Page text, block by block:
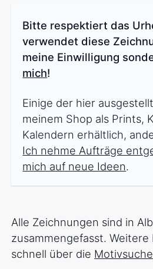
Bitte respektiert das
verwendet diese
meine Einwilligung
mich!
Einige der hier
meinem Shop als Prints,
Kalendern erhältlich,
Ich nehme Aufträge
mich auf neue Ideen.
Alle Zeichnungen sind in
zusammengefasst. Weitere
schnell über die Motivsuche